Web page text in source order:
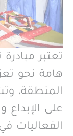
تعتبر
هامة نحو
المنطقة،
على الإبداع
الفعاليات